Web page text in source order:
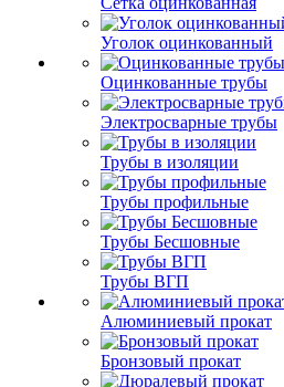
Уголок оцинкованный
Оцинкованные трубы
Электросварные трубы
Трубы в изоляции
Трубы профильные
Трубы Бесшовные
Трубы ВГП
Алюминиевый прокат
Бронзовый прокат